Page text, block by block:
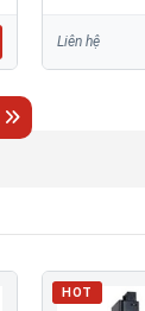
Liên hệ
HOT